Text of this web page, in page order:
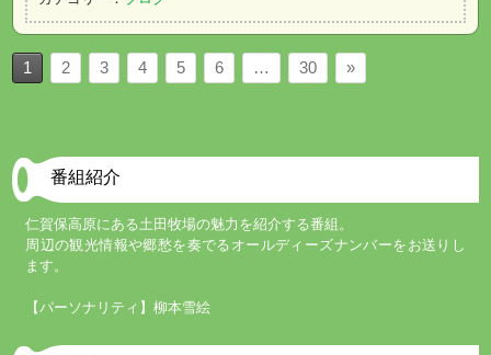
1 2 3 4 5 6 … 30 »
番組紹介
仁賀保高原にある土田牧場の魅力を紹介する番組。
周辺の観光情報や郷愁を奏でるオールディーズナンバーをお送りし
ます。
【パーソナリティ】柳本雪絵